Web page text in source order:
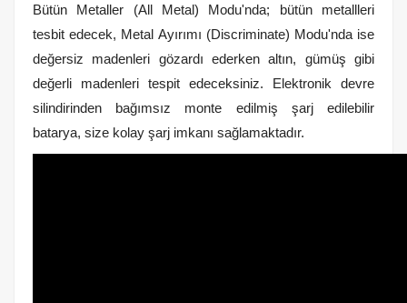
Bütün Metaller (All Metal) Modu'nda; bütün metallleri
tesbit edecek, Metal Ayırımı (Discriminate) Modu'nda ise
değersiz madenleri gözardı ederken altın, gümüş gibi
değerli madenleri tespit edeceksiniz. Elektronik devre
silindirinden bağımsız monte edilmiş şarj edilebilir
batarya, size kolay şarj imkanı sağlamaktadır.